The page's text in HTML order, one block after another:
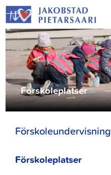
Hoppa
till
innehållet
Förskoleplatser
Förskoleundervisning
Förskoleplatser